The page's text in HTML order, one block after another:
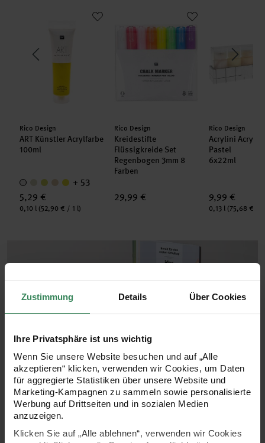
Zustimmung Details Über Cookies
Ihre Privatsphäre ist uns wichtig
Wenn Sie unsere Website besuchen und auf „Alle
akzeptieren“ klicken, verwenden wir Cookies, um Daten
für aggregierte Statistiken über unsere Website und
Marketing-Kampagnen zu sammeln sowie personalisierte
Werbung auf Drittseiten und in sozialen Medien
anzuzeigen.
Klicken Sie auf „Alle ablehnen“, verwenden wir Cookies
schwarz-weiß ca. 165 Stück
ART Künstler Acrylfarbe 100ml
Hersteller:
Rico Design
ART Künstler Acrylfarbe
100ml
+ 53
5,29 €
Inhalt:
0,10 l (52,90 € / 1 l)
Kreidestifte Flüssigkreide Set
Hersteller:
Rico Design
Kreidestifte
Flüssigkreide Set
Regenbogen 3mm 8
Farben
29,99 €
Hersteller:
Rico Design
Acrylini
Pastel
6x22ml
9,99 €
Inhalt:
0,13 l (75,68 € /
Aktuelles
Prospekt.